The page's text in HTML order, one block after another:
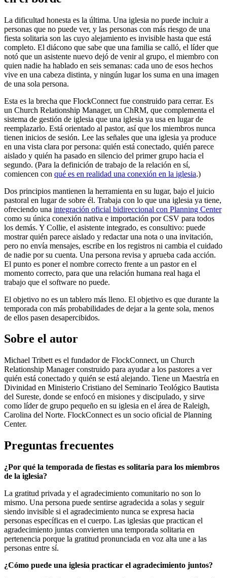
La dificultad honesta es la última. Una iglesia no puede incluir a
personas que no puede ver, y las personas con más riesgo de una
fiesta solitaria son las cuyo alejamiento es invisible hasta que está
completo. El diácono que sabe que una familia se calló, el líder que
notó que un asistente nuevo dejó de venir al grupo, el miembro con
quien nadie ha hablado en seis semanas: cada uno de esos hechos
vive en una cabeza distinta, y ningún lugar los suma en una imagen
de una sola persona.
Esta es la brecha que FlockConnect fue construido para cerrar. Es
un Church Relationship Manager, un ChRM, que complementa el
sistema de gestión de iglesia que una iglesia ya usa en lugar de
reemplazarlo. Está orientado al pastor, así que los miembros nunca
tienen inicios de sesión. Lee las señales que una iglesia ya produce
en una vista clara por persona: quién está conectado, quién parece
aislado y quién ha pasado en silencio del primer grupo hacia el
segundo. (Para la definición de trabajo de la relación en sí,
comiencen con qué es en realidad una conexión en la iglesia.)
Dos principios mantienen la herramienta en su lugar, bajo el juicio
pastoral en lugar de sobre él. Trabaja con lo que una iglesia ya tiene,
ofreciendo una integración oficial bidireccional con Planning Center
como su única conexión nativa e importación por CSV para todos
los demás. Y Collie, el asistente integrado, es consultivo: puede
mostrar quién parece aislado y redactar una nota o una invitación,
pero no envía mensajes, escribe en los registros ni cambia el cuidado
de nadie por su cuenta. Una persona revisa y aprueba cada acción.
El punto es poner el nombre correcto frente a un pastor en el
momento correcto, para que una relación humana real haga el
trabajo que el software no puede.
El objetivo no es un tablero más lleno. El objetivo es que durante la
temporada con más probabilidades de dejar a la gente sola, menos
de ellos pasen desapercibidos.
Sobre el autor
Michael Tribett es el fundador de FlockConnect, un Church
Relationship Manager construido para ayudar a los pastores a ver
quién está conectado y quién se está alejando. Tiene un Maestría en
Divinidad en Ministerio Cristiano del Seminario Teológico Bautista
del Sureste, donde se enfocó en misiones y discipulado, y sirve
como líder de grupo pequeño en su iglesia en el área de Raleigh,
Carolina del Norte. FlockConnect es un socio oficial de Planning
Center.
Preguntas frecuentes
¿Por qué la temporada de fiestas es solitaria para los miembros
de la iglesia?
La gratitud privada y el agradecimiento comunitario no son lo
mismo. Una persona puede sentirse agradecida a solas y seguir
siendo invisible si el agradecimiento nunca se expresa hacia
personas específicas en el cuerpo. Las iglesias que practican el
agradecimiento juntas convierten una temporada solitaria en
pertenencia porque la gratitud pronunciada en voz alta une a las
personas entre sí.
¿Cómo puede una iglesia practicar el agradecimiento juntos?